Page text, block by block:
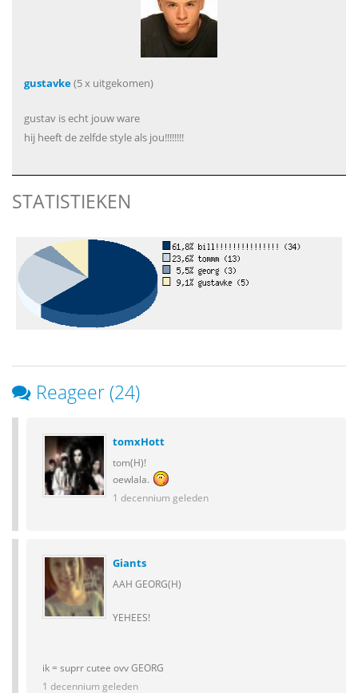
gustavke(5 x uitgekomen)
gustav is echt jouw ware
hij heeft de zelfde style als jou!!!!!!!!
STATISTIEKEN
Reageer (24)
tomxHott
tom(H)!
oewlala.
1 decennium geleden
Giants
AAH GEORG(H)
YEHEES!
ik = suprr cutee ovv GEORG
1 decennium geleden